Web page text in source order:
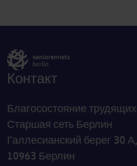
Контакт
Благосостояние
Старшая сеть Берлин
Галлесианский берег 30
10963 Берлин